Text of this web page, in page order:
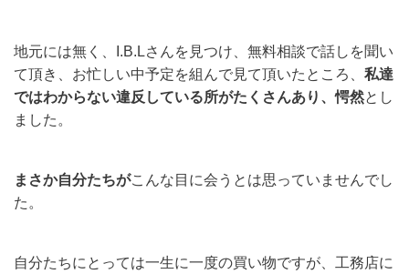
地元には無く、I.B.Lさんを見つけ、無料相談で話しを聞い
て頂き、お忙しい中予定を組んで見て頂いたところ、 私達
ではわからない違反している所がたくさんあり、愕然とし
ました。
まさか自分たちがこんな目に会うとは思っていませんでし
た。
自分たちにとっては一生に一度の買い物ですが、工務店に